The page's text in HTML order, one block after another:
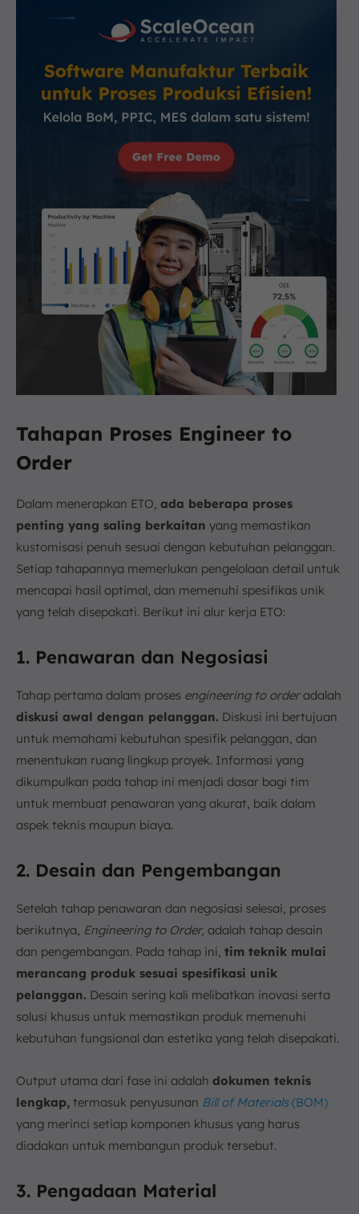
Tahapan Proses Engineer to
Order
Dalam menerapkan ETO, ada beberapa proses
penting yang saling berkaitan yang memastikan
kustomisasi penuh sesuai dengan kebutuhan pelanggan.
Setiap tahapannya memerlukan pengelolaan detail untuk
mencapai hasil optimal, dan memenuhi spesifikas unik
yang telah disepakati. Berikut ini alur kerja ETO:
1. Penawaran dan Negosiasi
Tahap pertama dalam proses engineering to orderadalah
diskusi awal dengan pelanggan. Diskusi ini bertujuan
untuk memahami kebutuhan spesifik pelanggan, dan
menentukan ruang lingkup proyek. Informasi yang
dikumpulkan pada tahap ini menjadi dasar bagi tim
untuk membuat penawaran yang akurat, baik dalam
aspek teknis maupun biaya.
2. Desain dan Pengembangan
Setelah tahap penawaran dan negosiasi selesai, proses
berikutnya, Engineering to Order, adalah tahap desain
dan pengembangan. Pada tahap ini, tim teknik mulai
merancang produk sesuai spesifikasi unik
pelanggan. Desain sering kali melibatkan inovasi serta
solusi khusus untuk memastikan produk memenuhi
kebutuhan fungsional dan estetika yang telah disepakati.
Output utama dari fase ini adalah dokumen teknis
lengkap, termasuk penyusunan Bill of Materials(BOM)
yang merinci setiap komponen khusus yang harus
diadakan untuk membangun produk tersebut.
3. Pengadaan Material